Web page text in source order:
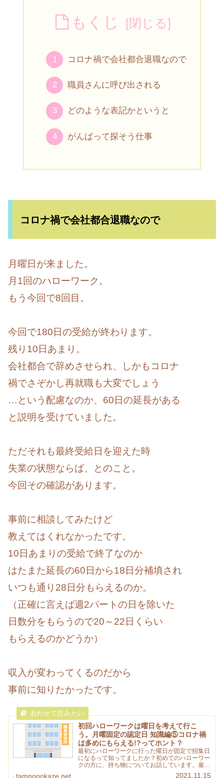
もくじ
コロナ禍で会社都合退職なので
職員さんに呼び出される
どのような表記かというと
がんばって探そう仕事
コロナ禍で会社都合退職なので
月曜日が来ました。
月1回のハローワーク。
もう今回で8回目。
今回で180日の受給が終わります。
残り10日あまり。
会社都合で辞めさせられ、しかもコロナ
禍でさぞかし再就職も大変でしょう
…という配慮なのか、60日の延長がある
と説明を受けていました。
ただそれも最終受給日を迎えた時
失業の状態ならば、とのこと。
今回その確認があります。
事前に相談してみたけど
教えてはくれなかったです。
10日あまりの受給で終了なのか
はたまた延長の60日から18日分補填され
いつも通り28日分もらえるのか。
（正確に言えば週2パートの日を除いた
日数分をもらうので20～22日くらい
もらえるのかどうか）
収入が変わってくるのだから
事前に知りたかったです。
初回ハローワークは曜日を考えて行こ
う。月曜固定の認定日 知識編⑤コロナ禍
は多めにもらえる!?ってホント？
最初にハローワークに行った曜日が固定で招集日
になるって知ってましたか？初めてのハローワー
クの方に、持ち物についてお話しています。雇用
保険受給資格者証の見方についてもエピソードあ
tampopokaze.net 2021.11.15